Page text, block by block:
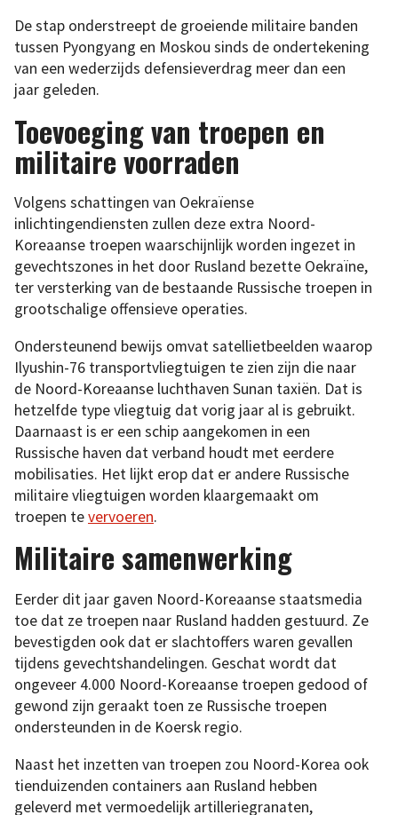
De stap onderstreept de groeiende militaire banden
tussen Pyongyang en Moskou sinds de ondertekening
van een wederzijds defensieverdrag meer dan een
jaar geleden.
Toevoeging van troepen en
militaire voorraden
Volgens schattingen van Oekraïense
inlichtingendiensten zullen deze extra Noord-
Koreaanse troepen waarschijnlijk worden ingezet in
gevechtszones in het door Rusland bezette Oekraïne,
ter versterking van de bestaande Russische troepen in
grootschalige offensieve operaties.
Ondersteunend bewijs omvat satellietbeelden waarop
Ilyushin-76 transportvliegtuigen te zien zijn die naar
de Noord-Koreaanse luchthaven Sunan taxiën. Dat is
hetzelfde type vliegtuig dat vorig jaar al is gebruikt.
Daarnaast is er een schip aangekomen in een
Russische haven dat verband houdt met eerdere
mobilisaties. Het lijkt erop dat er andere Russische
militaire vliegtuigen worden klaargemaakt om
troepen tevervoeren.
Militaire samenwerking
Eerder dit jaar gaven Noord-Koreaanse staatsmedia
toe dat ze troepen naar Rusland hadden gestuurd. Ze
bevestigden ook dat er slachtoffers waren gevallen
tijdens gevechtshandelingen. Geschat wordt dat
ongeveer 4.000 Noord-Koreaanse troepen gedood of
gewond zijn geraakt toen ze Russische troepen
ondersteunden in de Koersk regio.
Naast het inzetten van troepen zou Noord-Korea ook
tienduizenden containers aan Rusland hebben
geleverd met vermoedelijk artilleriegranaten,